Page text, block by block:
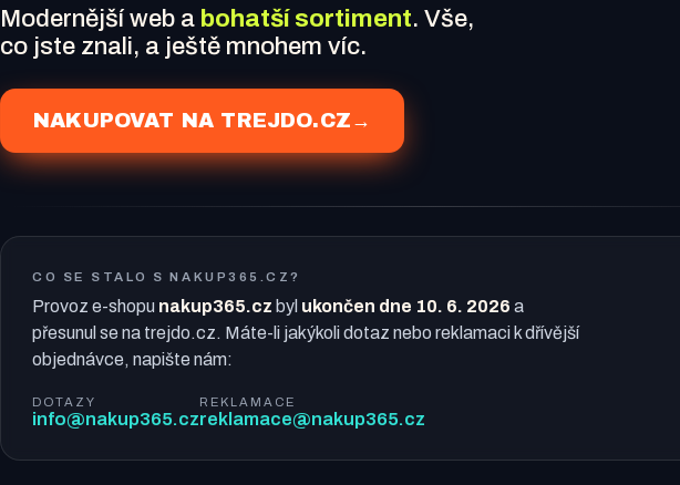
Modernější web a bohatší sortiment. Vše,
co jste znali, a ještě mnohem víc.
NAKUPOVAT NA TREJDO.CZ →
CO SE STALO S NAKUP365.CZ?
Provoz e-shopu nakup365.cz byl ukončen dne 10. 6. 2026 a
přesunul se na trejdo.cz. Máte-li jakýkoli dotaz nebo reklamaci k dřívější
objednávce, napište nám:
DOTAZY
info@nakup365.cz
REKLAMACE
reklamace@nakup365.cz